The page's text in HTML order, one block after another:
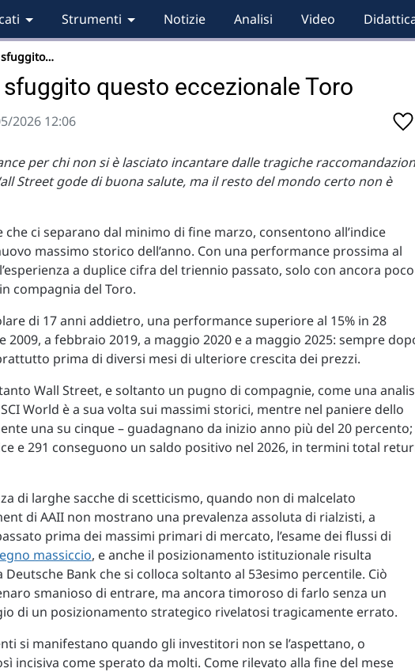
Strumenti Notizie Analisi Video
questo eccezionale Toro
2026 12:06
per chi non si è lasciato incantare dalle tragiche
Street gode di buona salute, ma il resto del mondo certo non è
che ci separano dal minimo di fine marzo, consentono all’indice
massimo storico dell’anno. Con una performance prossima al
a duplice cifra del triennio passato, solo con ancora poco
compagnia del Toro.
di 17 anni addietro, una performance superiore al 15% in 28
a febbraio 2019, a maggio 2020 e a maggio 2025: sempre
prima di diversi mesi di ulteriore crescita dei prezzi.
Wall Street, e soltanto un pugno di compagnie, come una
World è a sua volta sui massimi storici, mentre nel paniere dello
una su cinque – guadagnano da inizio anno più del 20 percento;
e 291 conseguono un saldo positivo nel 2026, in termini total
di larghe sacche di scetticismo, quando non di malcelato
di AAII non mostrano una prevalenza assoluta di rialzisti, a
prima dei massimi primari di mercato, l’esame dei flussi di
massiccio, e anche il posizionamento istituzionale risulta
Bank che si colloca soltanto al 53esimo percentile. Ciò
smanioso di entrare, ma ancora timoroso di farlo senza un
di un posizionamento strategico rivelatosi tragicamente errato.
si manifestano quando gli investitori non se l’aspettano, o
incisiva come sperato da molti. Come rilevato alla fine del mese